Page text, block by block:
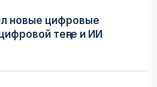
новые цифровые
теңге и ИИ